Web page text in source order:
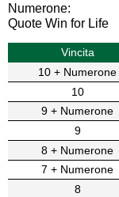
Numerone:
Quote Win for Life
Vincita
10 + Numerone
10
9 + Numerone
9
8 + Numerone
7 + Numerone
8